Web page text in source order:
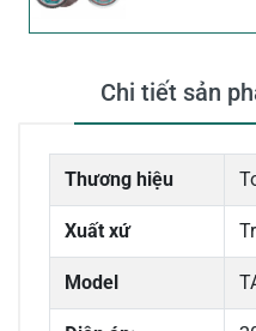
Chi tiết sản
Thương hiệu
Xuất xứ
Model